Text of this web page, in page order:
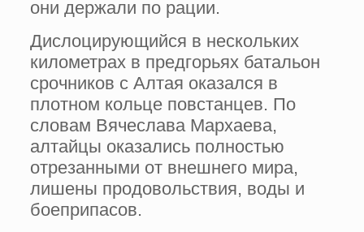
они держали по рации.
Дислоцирующийся в нескольких
километрах в предгорьях батальон
срочников с Алтая оказался в
плотном кольце повстанцев. По
словам Вяче­слава Мархаева,
алтайцы оказались полностью
отрезанными от внешнего мира,
лишены продовольствия, воды и
боеприпасов.